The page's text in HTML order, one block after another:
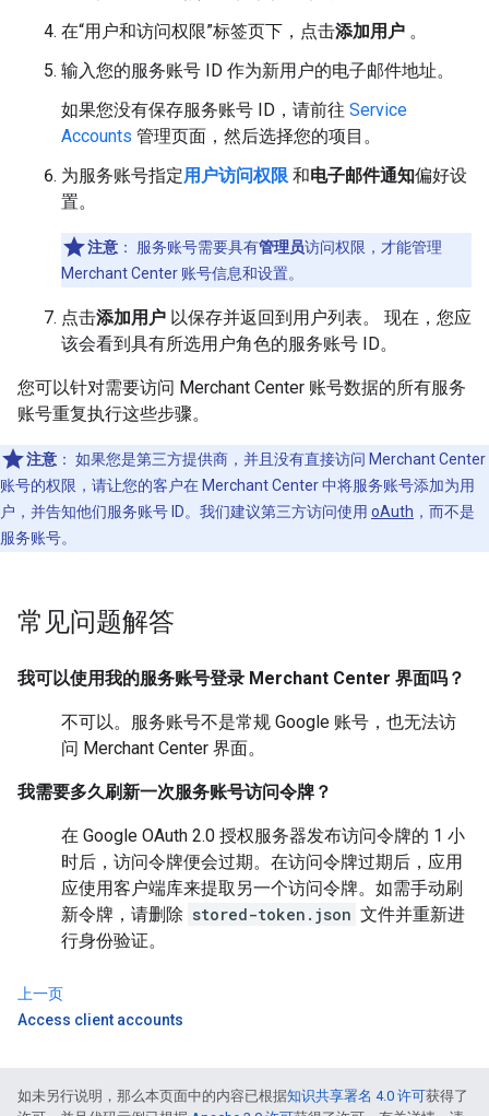
在“用户和访问权限”标签页下，点击添加用户 。
输入您的服务账号 ID 作为新用户的电子邮件地址。
如果您没有保存服务账号 ID，请前往 Service
Accounts 管理页面，然后选择您的项目。
为服务账号指定用户访问权限 和电子邮件通知偏好设
置。
注意 ： 服务账号需要具有管理员访问权限，才能管理
Merchant Center 账号信息和设置。
点击添加用户 以保存并返回到用户列表。 现在，您应
该会看到具有所选用户角色的服务账号 ID。
您可以针对需要访问 Merchant Center 账号数据的所有服务
账号重复执行这些步骤。
注意 ： 如果您是第三方提供商，并且没有直接访问 Merchant Center
账号的权限，请让您的客户在 Merchant Center 中将服务账号添加为用
户，并告知他们服务账号 ID。我们建议第三方访问使用 oAuth ，而不是
服务账号。
常见问题解答
我可以使用我的服务账号登录 Merchant Center 界面吗？
不可以。服务账号不是常规 Google 账号，也无法访
问 Merchant Center 界面。
我需要多久刷新一次服务账号访问令牌？
在 Google OAuth 2.0 授权服务器发布访问令牌的 1 小
时后，访问令牌便会过期。在访问令牌过期后，应用
应使用客户端库来提取另一个访问令牌。如需手动刷
新令牌，请删除 stored-token.json 文件并重新进
行身份验证。
上一页
Access client accounts
如未另行说明，那么本页面中的内容已根据知识共享署名 4.0 许可获得了